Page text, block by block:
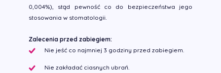
0,004%), stąd pewność co do bezpieczeństwa jego
stosowania w stomatologii.
Zalecenia przed zabiegiem:
Nie jeść co najmniej 3 godziny przed zabiegiem.
Nie zakładać ciasnych ubrań.